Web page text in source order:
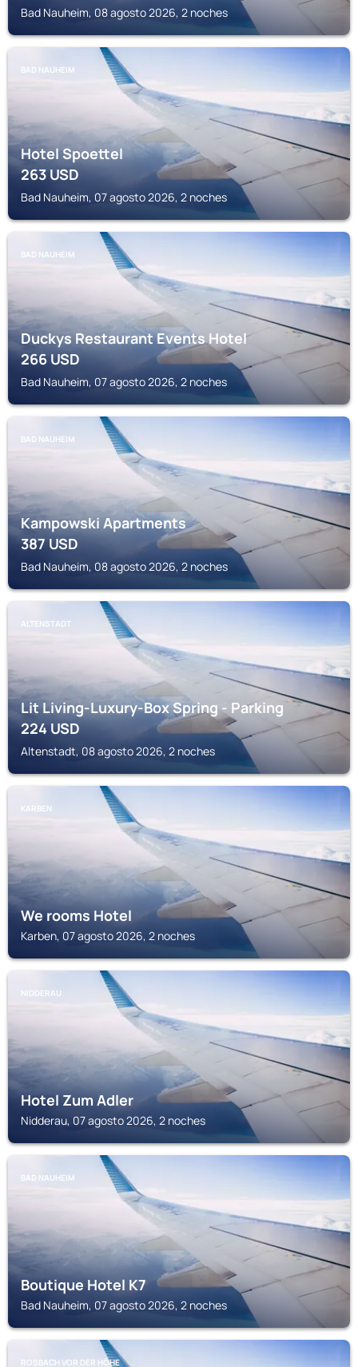
Bad Nauheim, 08 agosto 2026, 2 noches
BAD NAUHEIM
Hotel Spoettel
263USD
Bad Nauheim, 07 agosto 2026, 2 noches
BAD NAUHEIM
Duckys Restaurant Events Hotel
266USD
Bad Nauheim, 07 agosto 2026, 2 noches
BAD NAUHEIM
Kampowski Apartments
387USD
Bad Nauheim, 08 agosto 2026, 2 noches
ALTENSTADT
Lit Living-Luxury-Box Spring - Parking
224USD
Altenstadt, 08 agosto 2026, 2 noches
KARBEN
We rooms Hotel
Karben, 07 agosto 2026, 2 noches
NIDDERAU
Hotel Zum Adler
Nidderau, 07 agosto 2026, 2 noches
BAD NAUHEIM
Boutique Hotel K7
Bad Nauheim, 07 agosto 2026, 2 noches
ROSBACH VOR DER HÖHE